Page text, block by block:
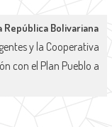
República Bolivariana
y la Cooperativa
con el Plan Pueblo a